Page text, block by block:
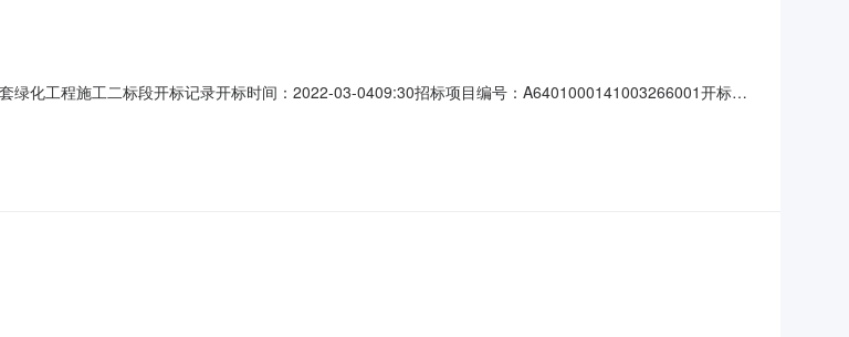
绿化工程施工二标段开标记录开标时间：2022-03-0409:30招标项目编号：A6401000141003266001开标参
;投标人名称:宁夏诚通建设工程有限公司;报价: